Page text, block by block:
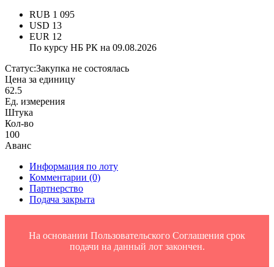
RUB 1 095
USD 13
EUR 12
По курсу НБ РК на 09.08.2026
Статус:Закупка не состоялась
Цена за единицу
62.5
Ед. измерения
Штука
Кол-во
100
Аванс
Информация по лоту
Комментарии (0)
Партнерство
Подача закрыта
На основании Пользовательского Соглашения срок
подачи на данный лот закончен.